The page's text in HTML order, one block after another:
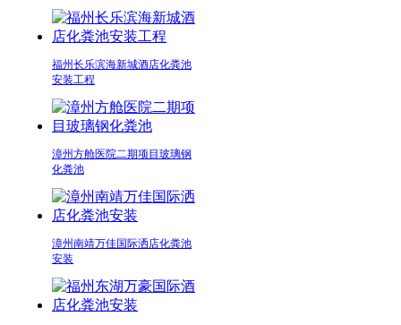
福州长乐滨海新城酒店化粪池
安装工程
漳州方舱医院二期项目玻璃钢
化粪池
漳州南靖万佳国际洒店化粪池
安装